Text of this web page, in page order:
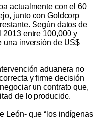
actualmente con el 60
junto con Goldcorp
Según datos de
2013 entre 100,000 y
una inversión de US$
aduanera no
y firme decisión
un contrato que,
de lo producido.
León- que “los indígenas